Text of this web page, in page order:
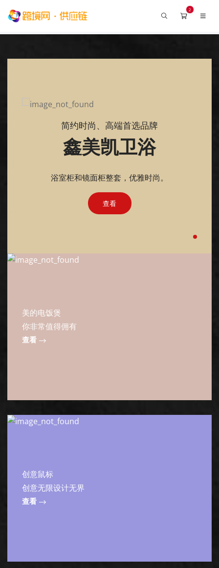
2
简约时尚、高端首选品牌
鑫美凯卫浴
浴室柜和镜面柜整套，优雅时尚。
查看
美的电饭煲
你非常值得佣有
查看
创意鼠标
创意无限设计无界
查看